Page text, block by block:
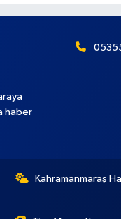
haber
Kahramanmaraş